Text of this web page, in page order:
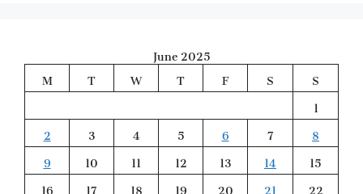
June 2025
M
T W T F S
S
1
2
3 4 5 6 7
8
9
10 11 12 13 14
15
16
17 18 19 20 21 22